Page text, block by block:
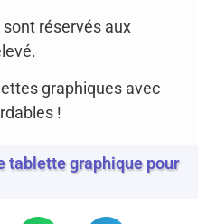
réservés aux
graphiques avec
!
tablette graphique pour